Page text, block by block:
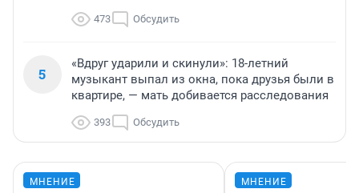
473 Обсудить
5
«Вдруг ударили и скинули»: 18-летний
музыкант выпал из окна, пока друзья были в
квартире, — мать добивается расследования
393 Обсудить
МНЕНИЕ МНЕНИЕ